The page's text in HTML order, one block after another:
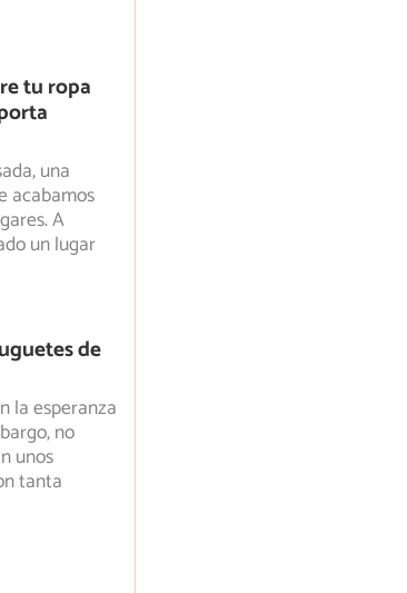
tu ropa
una
acabamos
A
un lugar
de
la esperanza
no
unos
tanta